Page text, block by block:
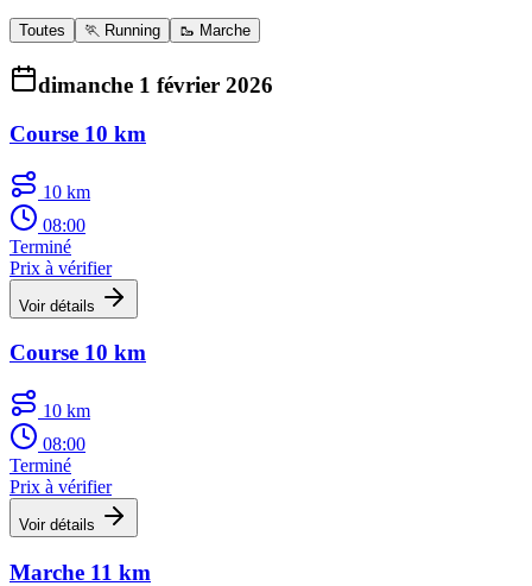
Toutes 🏃 Running 🥾 Marche
dimanche 1 février 2026
Course 10 km
10 km
08:00
Terminé
Prix à vérifier
Voir détails
Course 10 km
10 km
08:00
Terminé
Prix à vérifier
Voir détails
Marche 11 km